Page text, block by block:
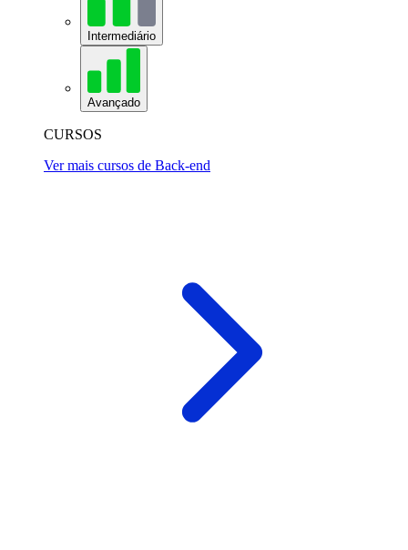
Intermediário
Avançado
CURSOS
Ver mais cursos de Back-end